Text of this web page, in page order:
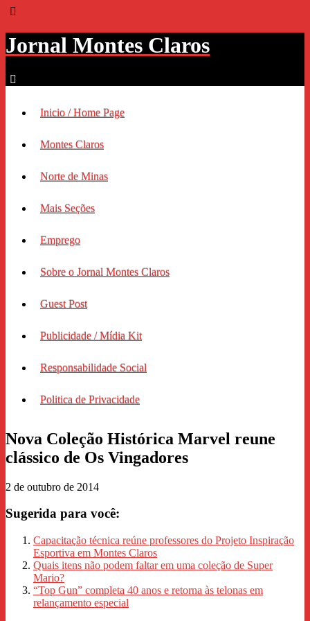
Jornal Montes Claros
Inicio / Home Page
Montes Claros
Norte de Minas
Mais Seções
Emprego
Sobre o Jornal Montes Claros
Guest Post
Publicidade / Mídia Kit
Responsabilidade Social
Politica de Privacidade
Nova Coleção Histórica Marvel reune
clássico de Os Vingadores
2 de outubro de 2014
Sugerida para você:
Capacitação técnica reúne professores do Projeto Inspiração
Esportiva em Montes Claros
Quais itens não podem faltar em uma coleção de Super
Mario?
“Top Gun” completa 40 anos e retorna às telonas em
relançamento especial